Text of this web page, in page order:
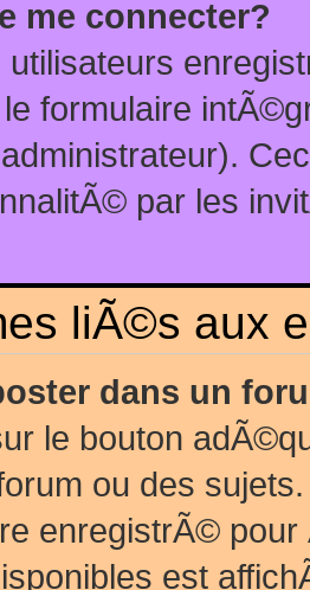
me connecter?
utilisateurs
le formulaire
par les
liÃ©s aux
dans un
le bouton
ou des
enregistrÃ©
est